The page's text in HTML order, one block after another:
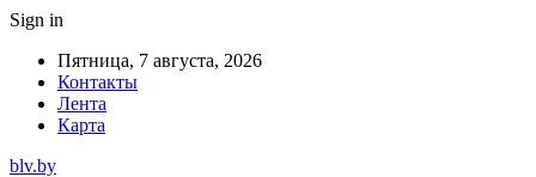
Sign in
Пятница, 7 августа, 2026
Контакты
Лента
Карта
blv.by